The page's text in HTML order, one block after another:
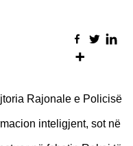
Rajonale e Policisë
inteligjent, sot në